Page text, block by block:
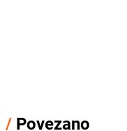
/ Povezano